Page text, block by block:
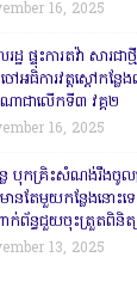
16, 2025
ដ្ឋ ផ្ទុះការតវ៉ា សារ
ៅអធិការវត្តស្ដៅកន្ល
ាជាលើកទី៣ វគ្គ២
16, 2025
លេ បុកគ្រិះសំណង់រឹងចូល
ានតែមួយកន្លែងនោះ
ាក់ព័ន្ធជួយចុះត្រួតពិនិត្
13, 2025